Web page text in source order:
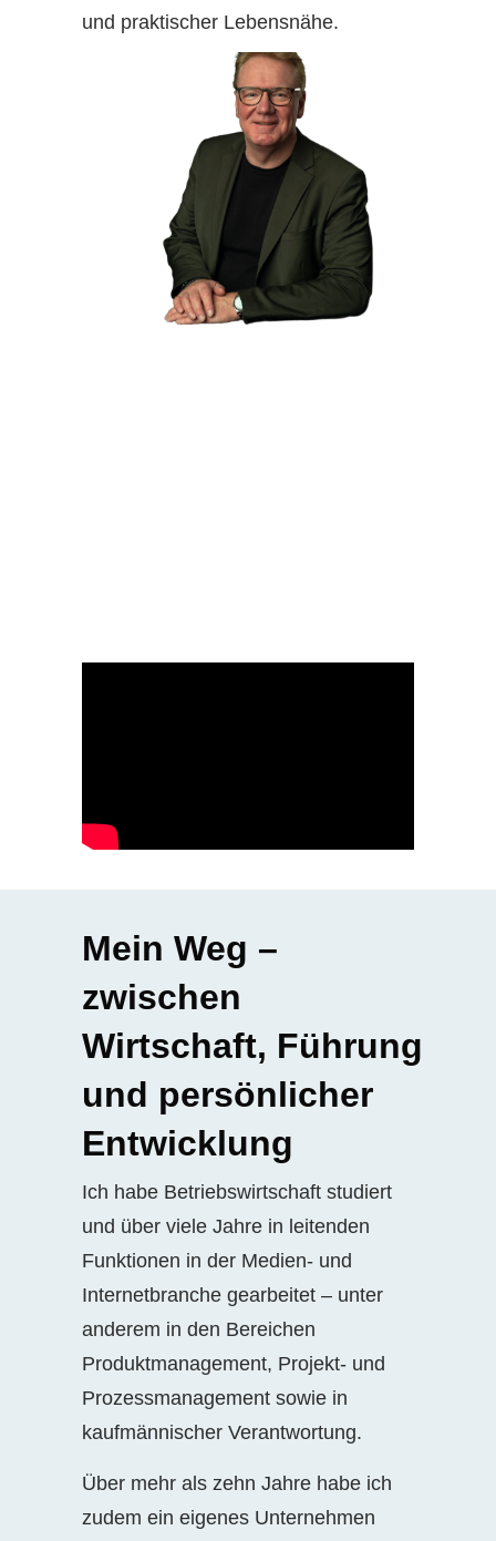
und praktischer Lebensnähe.
Mein Weg –
zwischen
Wirtschaft, Führung
und persönlicher
Entwicklung
Ich habe Betriebswirtschaft studiert
und über viele Jahre in leitenden
Funktionen in der Medien- und
Internetbranche gearbeitet – unter
anderem in den Bereichen
Produktmanagement, Projekt- und
Prozessmanagement sowie in
kaufmännischer Verantwortung.
Über mehr als zehn Jahre habe ich
zudem ein eigenes Unternehmen